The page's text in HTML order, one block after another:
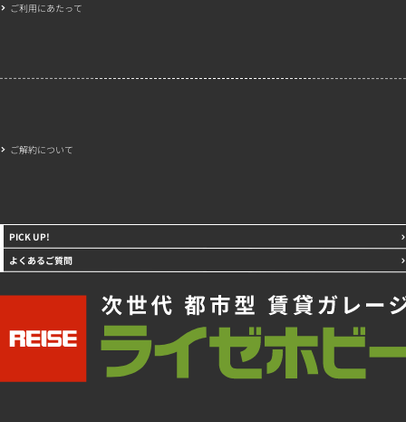
ご利用にあたって
ご解約について
PICK UP!
よくあるご質問